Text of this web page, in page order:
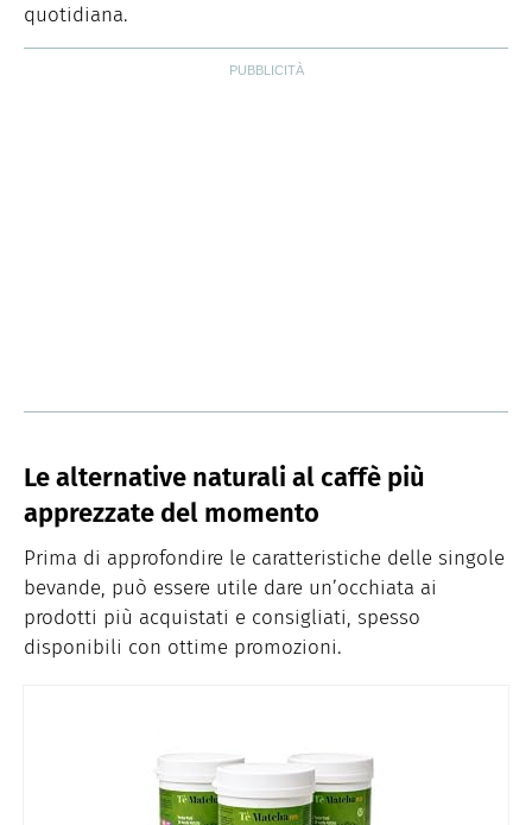
quotidiana.
Le alternative naturali al caffè più
apprezzate del momento
Prima di approfondire le caratteristiche delle singole
bevande, può essere utile dare un’occhiata ai
prodotti più acquistati e consigliati, spesso
disponibili con ottime promozioni.